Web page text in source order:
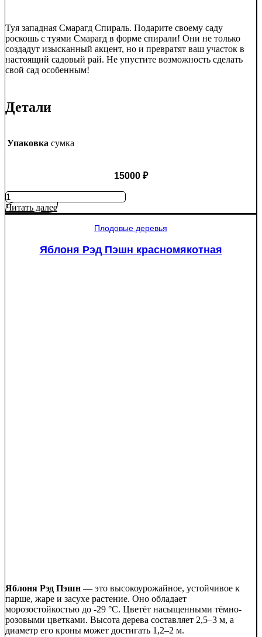
Туя западная Смарагд Спираль. Подарите своему саду
роскошь с туями Смарагд в форме спирали! Они не только
создадут изысканный акцент, но и превратят ваш участок в
настоящий садовый рай. Не упустите возможность сделать
свой сад особенным!
Детали
Упаковка сумка
15000 ₽
Количество
товара
Туя
Читать далее
Плодовые деревья
Яблоня Рэд Пэшн красномякотная
Яблоня Рэд Пэшн — это высокоурожайное, устойчивое к
парше, жаре и засухе растение. Оно обладает
морозостойкостью до -29 °C. Цветёт насыщенными тёмно-
розовыми цветками. Высота дерева составляет 2,5–3 м, а
диаметр его кроны может достигать 1,2–2 м.